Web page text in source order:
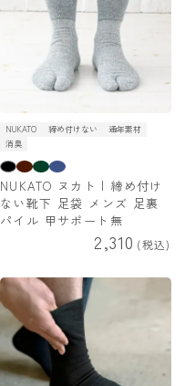
NUKATO 締め付けない
通年素材
消臭
NUKATO ヌカト | 締め付け
ない靴下 足袋 メンズ 足裏
パイル 甲サポート無
2,310 税込